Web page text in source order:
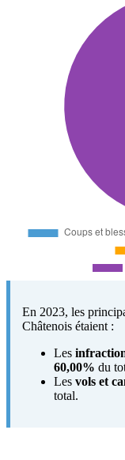
En 2023, les
Châtenois étaient :
Les
60,00% du
Les vols et
total.